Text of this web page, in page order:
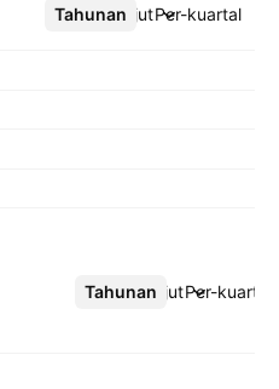
Tahunan Per-kuartal
Lebih lanjut
Tahunan Per-kuartal
Lebih lanjut